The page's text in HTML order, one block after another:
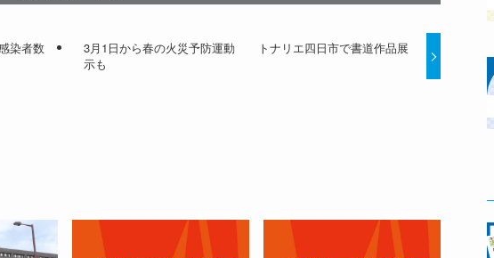
染者数
3月1日から春の火災予防運動 トナリエ四日市で書道作品展
示も